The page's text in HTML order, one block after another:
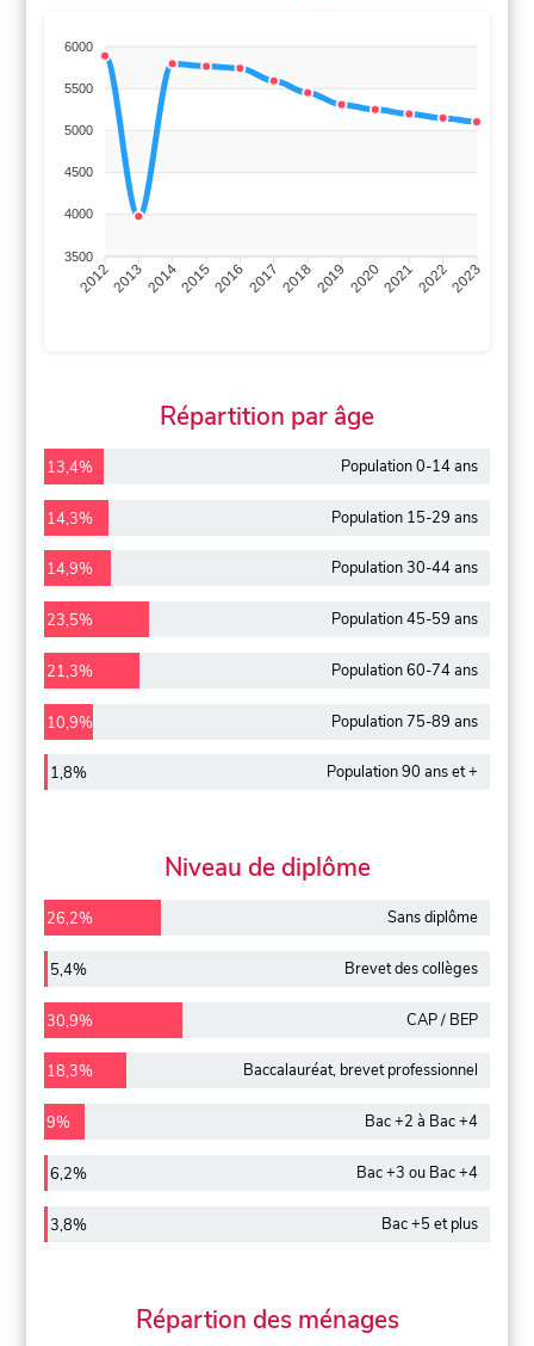
6000
5500
5000
4500
4000
3500
201220132014201520162017 20182019 2020202120222023
Répartition par âge
13,4% Population 0-14 ans
14,3% Population 15-29 ans
14,9% Population 30-44 ans
23,5% Population 45-59 ans
21,3% Population 60-74 ans
10,9% Population 75-89 ans
1,8% Population 90 ans et +
Niveau de diplôme
26,2% Sans diplôme
5,4% Brevet des collèges
30,9% CAP / BEP
18,3% Baccalauréat, brevet professionnel
9% Bac +2 à Bac +4
6,2% Bac +3 ou Bac +4
3,8% Bac +5 et plus
Répartion des ménages